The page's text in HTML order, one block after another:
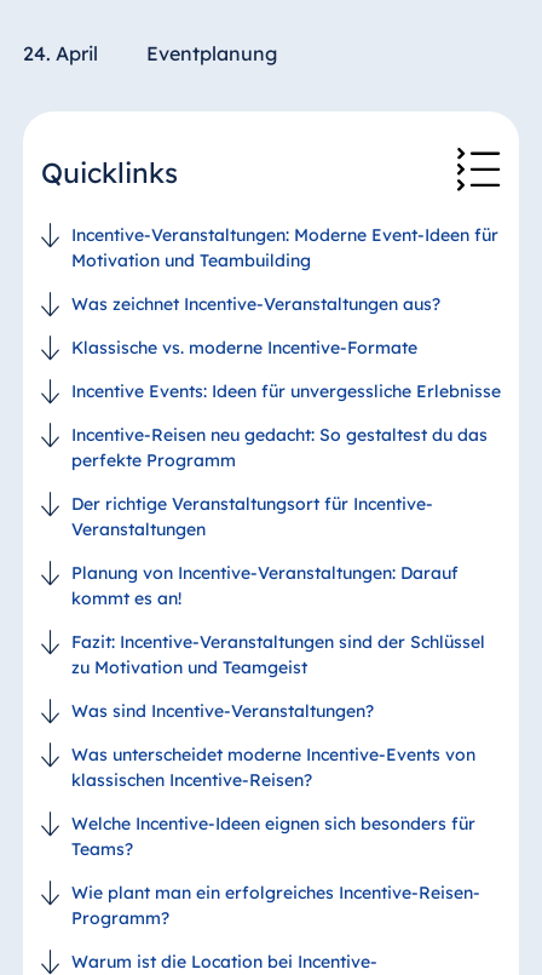
24. April Eventplanung
Quicklinks
Incentive-Veranstaltungen: Moderne Event-Ideen für
Motivation und Teambuilding
Was zeichnet Incentive-Veranstaltungen aus?
Klassische vs. moderne Incentive-Formate
Incentive Events: Ideen für unvergessliche Erlebnisse
Incentive-Reisen neu gedacht: So gestaltest du das
perfekte Programm
Der richtige Veranstaltungsort für Incentive-
Veranstaltungen
Planung von Incentive-Veranstaltungen: Darauf
kommt es an!
Fazit: Incentive-Veranstaltungen sind der Schlüssel
zu Motivation und Teamgeist
Was sind Incentive-Veranstaltungen?
Was unterscheidet moderne Incentive-Events von
klassischen Incentive-Reisen?
Welche Incentive-Ideen eignen sich besonders für
Teams?
Wie plant man ein erfolgreiches Incentive-Reisen-
Programm?
Warum ist die Location bei Incentive-